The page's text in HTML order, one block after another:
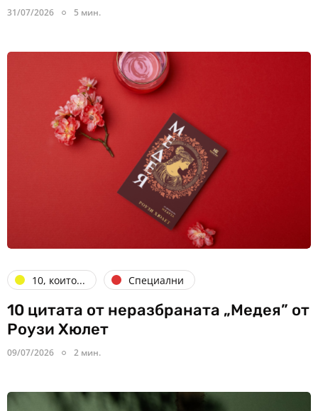
31/07/2026 5 мин.
10, които... Специални
10 цитата от неразбраната „Медея” от
Роузи Хюлет
09/07/2026 2 мин.